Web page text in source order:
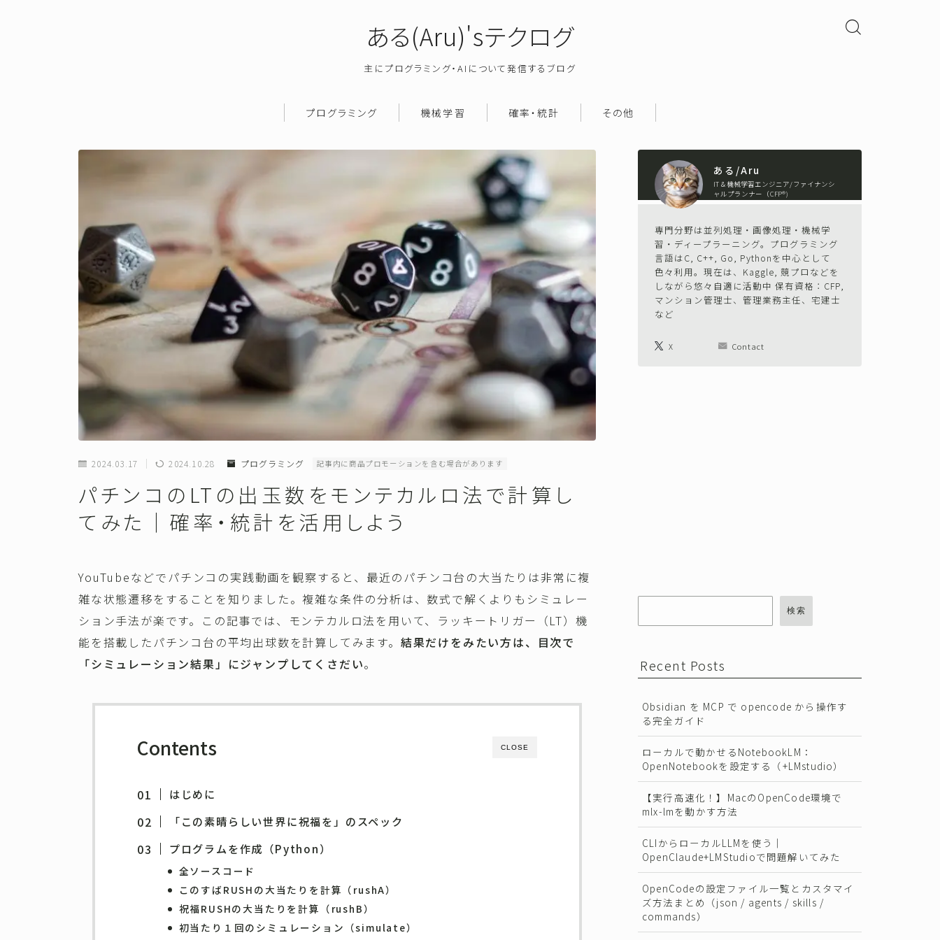
ある(Aru)'sテクログ
主にプログラミング・AIについて発信するブログ
プログラミング 機械学習 確率・統計 その他
2024.03.17 2024.10.28 プログラミング 記事内に商品プロモーションを含む場合があります
パチンコのLTの出玉数をモンテカルロ法で計算し
てみた｜確率・統計を活用しよう
YouTubeなどでパチンコの実践動画を観察すると、最近のパチンコ台の大当たりは非常に複
雑な状態遷移をすることを知りました。複雑な条件の分析は、数式で解くよりもシミュレー
ション手法が楽です。この記事では、モンテカルロ法を用いて、ラッキートリガー（LT）機
能を搭載したパチンコ台の平均出球数を計算してみます。 結果だけをみたい方は、目次で
「シミュレーション結果」にジャンプしてくさだい。
CLOSE
Contents
はじめに
「この素晴らしい世界に祝福を」のスペック
プログラムを作成（Python）
全ソースコード
このすばRUSHの大当たりを計算（rushA）
祝福RUSHの大当たりを計算（rushB）
初当たり１回のシミュレーション（simulate）
ある/Aru
IT＆機械学習エンジニア/ファイナンシ
ャルプランナー（CFP®)
専門分野は並列処理・画像処理・機械学
習・ディープラーニング。プログラミング
言語はC, C++, Go, Pythonを中心として
色々利用。現在は、Kaggle, 競プロなどを
しながら悠々自適に活動中 保有資格：CFP,
マンション管理士、管理業務主任、宅建士
など
X Contact
検索
Recent Posts
Obsidian を MCP で opencode から操作す
る完全ガイド
ローカルで動かせるNotebookLM：
OpenNotebookを設定する（+LMstudio）
【実行高速化！】MacのOpenCode環境で
mlx-lmを動かす方法
CLIからローカルLLMを使う｜
OpenClaude+LMStudioで問題解いてみた
OpenCodeの設定ファイル一覧とカスタマイ
ズ方法まとめ（json / agents / skills /
commands）